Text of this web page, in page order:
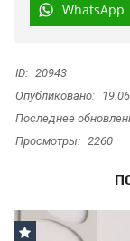
WhatsApp
ID: 20943
Опубликовано:
Последнее
Просмотры: 2260